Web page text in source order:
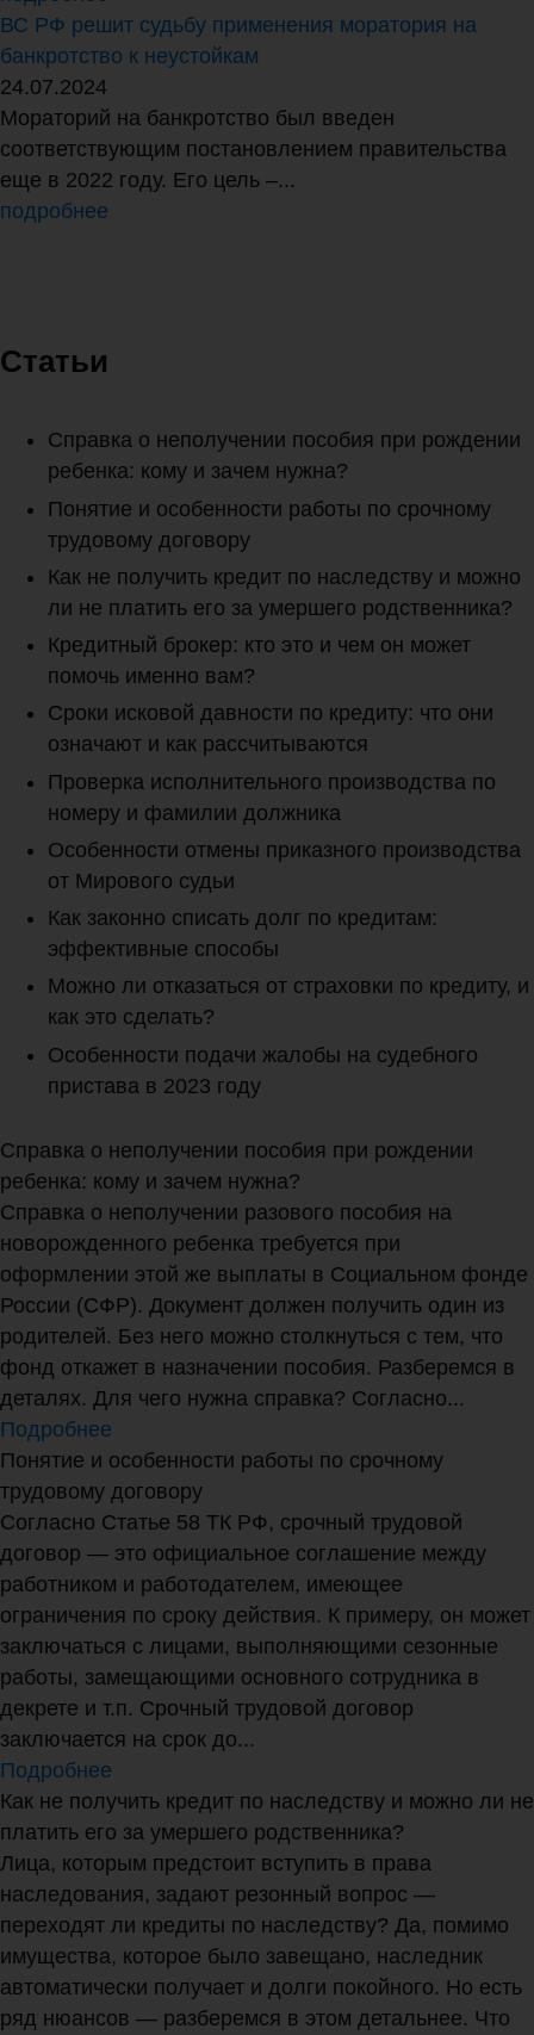
ВС РФ решит судьбу применения моратория на
банкротство к неустойкам
24.07.2024
Мораторий на банкротство был введен
соответствующим постановлением правительства
еще в 2022 году. Его цель –...
подробнее
Статьи
Справка о неполучении пособия при рождении
ребенка: кому и зачем нужна?
Понятие и особенности работы по срочному
трудовому договору
Как не получить кредит по наследству и можно
ли не платить его за умершего родственника?
Кредитный брокер: кто это и чем он может
помочь именно вам?
Сроки исковой давности по кредиту: что они
означают и как рассчитываются
Проверка исполнительного производства по
номеру и фамилии должника
Особенности отмены приказного производства
от Мирового судьи
Как законно списать долг по кредитам:
эффективные способы
Можно ли отказаться от страховки по кредиту, и
как это сделать?
Особенности подачи жалобы на судебного
пристава в 2023 году
Справка о неполучении пособия при рождении
ребенка: кому и зачем нужна?
Справка о неполучении разового пособия на
новорожденного ребенка требуется при
оформлении этой же выплаты в Социальном фонде
России (СФР). Документ должен получить один из
родителей. Без него можно столкнуться с тем, что
фонд откажет в назначении пособия. Разберемся в
деталях. Для чего нужна справка? Согласно...
Подробнее
Понятие и особенности работы по срочному
трудовому договору
Согласно Статье 58 ТК РФ, срочный трудовой
договор — это официальное соглашение между
работником и работодателем, имеющее
ограничения по сроку действия. К примеру, он может
заключаться с лицами, выполняющими сезонные
работы, замещающими основного сотрудника в
декрете и т.п. Срочный трудовой договор
заключается на срок до...
Подробнее
Как не получить кредит по наследству и можно ли не
платить его за умершего родственника?
Лица, которым предстоит вступить в права
наследования, задают резонный вопрос —
переходят ли кредиты по наследству? Да, помимо
имущества, которое было завещано, наследник
автоматически получает и долги покойного. Но есть
ряд нюансов — разберемся в этом детальнее. Что